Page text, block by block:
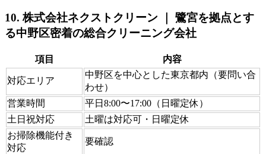
10. 株式会社ネクストクリーン ｜ 鷺宮を拠点とす
る中野区密着の総合クリーニング会社
項目 内容
対応エリア
中野区を中心とした東京都内（要問い合
わせ）
営業時間
平日8:00〜17:00（日曜定休）
土日祝対応
土曜は対応可・日曜定休
お掃除機能付き
対応
要確認